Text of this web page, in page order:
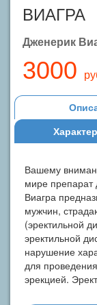
ВИАГРА
Дженерик
3000
Вашему
мире препарат
Виагра
мужчин,
(эректильной
эректильной
нарушение
для
эрекцией.